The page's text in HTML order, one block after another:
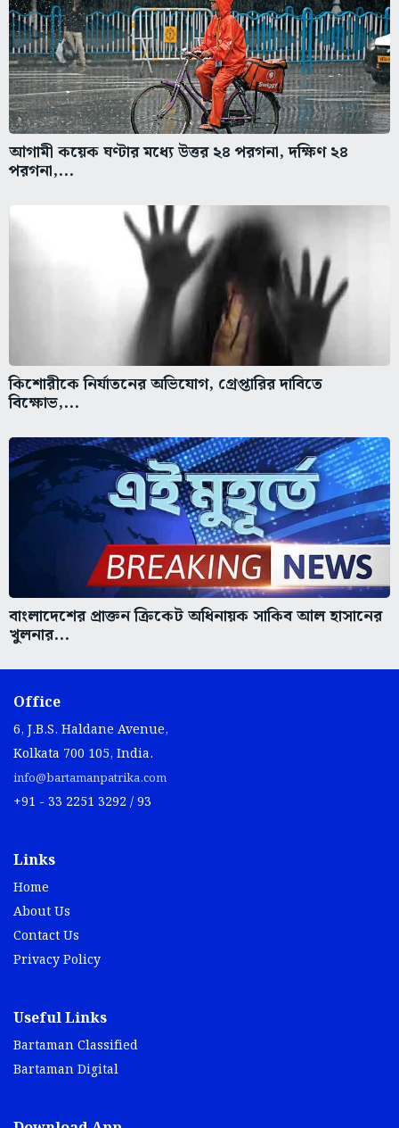
আগামী কয়েক ঘণ্টার মধ্যে উত্তর ২৪ পরগনা, দক্ষিণ ২৪
পরগনা,...
কিশোরীকে নির্যাতনের অভিযোগ, গ্রেপ্তারির দাবিতে
বিক্ষোভ,...
বাংলাদেশের প্রাক্তন ক্রিকেট অধিনায়ক সাকিব আল হাসানের
খুলনার...
Office
6, J.B.S. Haldane Avenue,
Kolkata 700 105, India.
info@bartamanpatrika.com
+91 - 33 2251 3292 / 93
Links
Home
About Us
Contact Us
Privacy Policy
Useful Links
Bartaman Classified
Bartaman Digital